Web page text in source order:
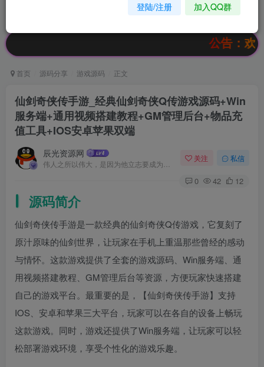
超低价文字广告位招租
公告：欢迎访问辰
首页 源码分享 游戏源码 正文
仙剑奇侠传手游_经典仙剑奇侠Q传游戏源码+Win
服务端+通用视频搭建教程+GM管理后台+物品充
值工具+IOS安卓苹果双端
辰光资源网 关注 私信
0 42 12
源码简介
仙剑奇侠传手游是一款经典的仙剑奇侠Q传游戏，它复刻了
原汁原味的仙剑世界，让玩家在手机上重温那些曾经的感动
与情怀。这款游戏提供了全套的游戏源码、Win服务端、通
用视频搭建教程、GM管理后台等资源，方便玩家快速搭建
自己的游戏平台。最重要的是，【仙剑奇侠传手游】支持
IOS、安卓和苹果三大平台，玩家可以在各自的设备上畅玩
这款游戏。同时，游戏还提供了Win服务端，让玩家可以轻
松部署游戏环境，享受个性化的游戏乐趣。
登陆/注册 加入QQ群